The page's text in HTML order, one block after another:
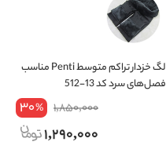
لگ خزدار تراکم متوسط Penti مناسب
فصل‌های سرد کد 13-512
1,850,000
30%
1,290,000